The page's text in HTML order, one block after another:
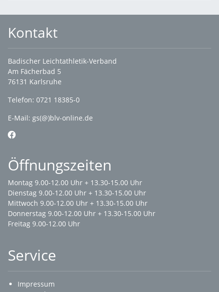
Kontakt
Badischer Leichtathletik-Verband
Am Fächerbad 5
76131 Karlsruhe
Telefon: 0721 18385-0
E-Mail: gs(@)blv-online.de
Öffnungszeiten
Montag 9.00-12.00 Uhr + 13.30-15.00 Uhr
Dienstag 9.00-12.00 Uhr + 13.30-15.00 Uhr
Mittwoch 9.00-12.00 Uhr + 13.30-15.00 Uhr
Donnerstag 9.00-12.00 Uhr + 13.30-15.00 Uhr
Freitag 9.00-12.00 Uhr
Service
Impressum